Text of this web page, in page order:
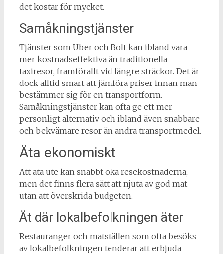
det kostar för mycket.
Samåkningstjänster
Tjänster som Uber och Bolt kan ibland vara
mer kostnadseffektiva än traditionella
taxiresor, framförallt vid längre sträckor. Det är
dock alltid smart att jämföra priser innan man
bestämmer sig för en transportform.
Samåkningstjänster kan ofta ge ett mer
personligt alternativ och ibland även snabbare
och bekvämare resor än andra transportmedel.
Äta ekonomiskt
Att äta ute kan snabbt öka resekostnaderna,
men det finns flera sätt att njuta av god mat
utan att överskrida budgeten.
Ät där lokalbefolkningen äter
Restauranger och matställen som ofta besöks
av lokalbefolkningen tenderar att erbjuda